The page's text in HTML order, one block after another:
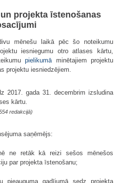
projekta īstenošanas
mēnešu laikā pēc šo noteikumu
iesniegumu otro atlases kārtu,
pielikumāminētajiem projektu
projektu iesniedzējiem.
2017. gada 31. decembrim izsludina
kārtu.
redakcijā)
saņēmējs:
ne retāk kā reizi sešos mēnešos
par projekta īstenošanu;
pieauguma gadījumā sedz projekta